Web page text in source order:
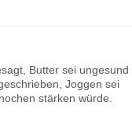
Butter sei ungesund
Joggen sei
stärken würde.